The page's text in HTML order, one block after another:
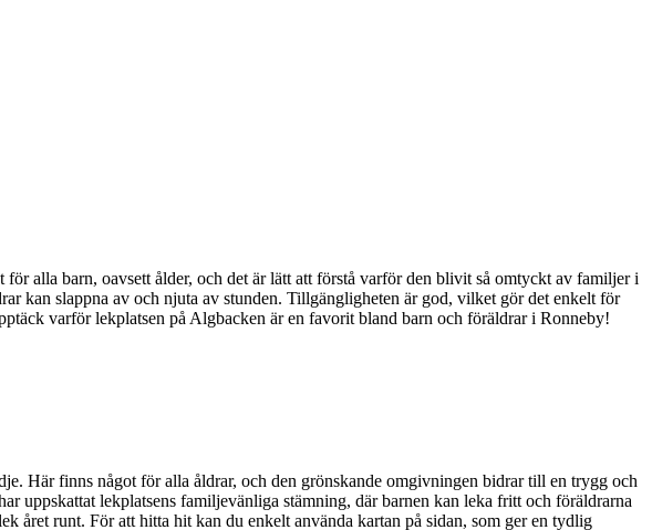
alla barn, oavsett ålder, och det är lätt att förstå varför den blivit så omtyckt av familjer i
kan slappna av och njuta av stunden. Tillgängligheten är god, vilket gör det enkelt för
varför lekplatsen på Algbacken är en favorit bland barn och föräldrar i Ronneby!
Här finns något för alla åldrar, och den grönskande omgivningen bidrar till en trygg och
uppskattat lekplatsens familjevänliga stämning, där barnen kan leka fritt och föräldrarna
året runt. För att hitta hit kan du enkelt använda kartan på sidan, som ger en tydlig